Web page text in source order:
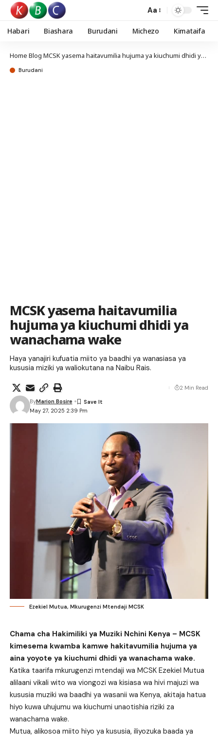
Aa
Habari Biashara Burudani Michezo Kimataifa
Home Blog MCSK yasema haitavumilia hujuma ya kiuchumi dhidi ya wanachama wake
Burudani
MCSK yasema haitavumilia
hujuma ya kiuchumi dhidi ya
wanachama wake
Haya yanajiri kufuatia miito ya baadhi ya wanasiasa ya
kususia miziki ya waliokutana na Naibu Rais.
May 27, 2025 2:39 Pm
ByMarion Bosire
2 Min Read
Ezekiel Mutua, Mkurugenzi Mtendaji MCSK
Chama cha Hakimiliki ya Muziki Nchini Kenya – MCSK
kimesema kwamba kamwe hakitavumilia hujuma ya
aina yoyote ya kiuchumi dhidi ya wanachama wake.
Katika taarifa mkurugenzi mtendaji wa MCSK Ezekiel Mutua
alilaani vikali wito wa viongozi wa kisiasa wa hivi majuzi wa
kususia muziki wa baadhi ya wasanii wa Kenya, akitaja hatua
hiyo kuwa uhujumu wa kiuchumi unaotishia riziki za
wanachama wake.
Mutua, alikosoa miito hiyo ya kususia, iliyozuka baada ya